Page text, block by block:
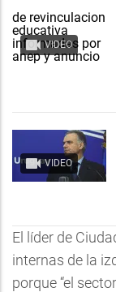
VIDEO
VIDEO
El líder de
internas de la
porque “el